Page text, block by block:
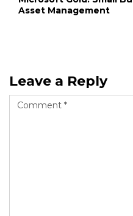
Asset Management
Leave a Reply